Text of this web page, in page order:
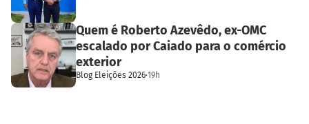
Quem é Roberto Azevêdo, ex-OMC
escalado por Caiado para o comércio
exterior
Blog Eleições 2026·19h